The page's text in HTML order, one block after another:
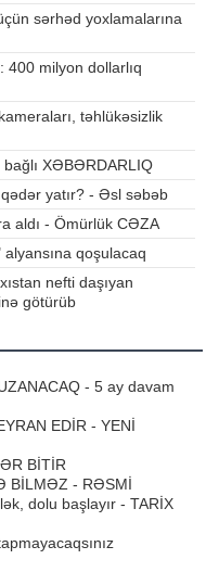
sərhəd yoxlamalarına
400 milyon dollarlıq
təhlükəsizlik
bağlı XƏBƏRDARLIQ
yatır? - Əsl səbəb
aldı - Ömürlük CƏZA
qoşulacaq
nefti daşıyan
götürüb
- 5 ay davam
EDİR - YENİ
BİTİR
BİLMƏZ - RƏSMİ
dolu başlayır - TARİX